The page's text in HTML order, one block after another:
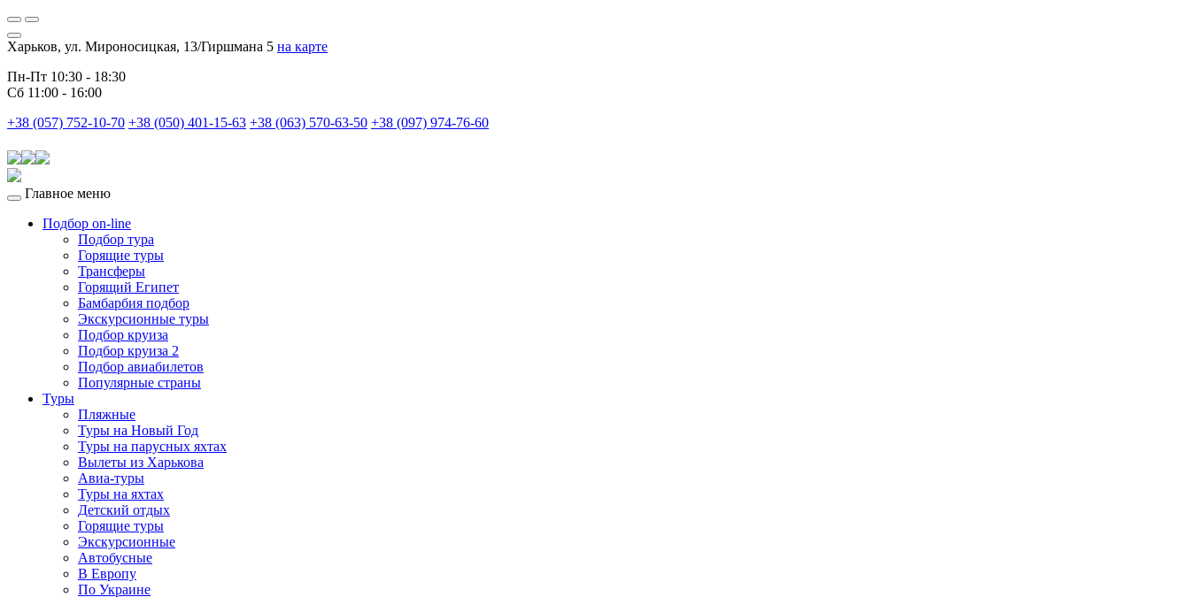
Харьков, ул. Мироносицкая, 13/Гиршмана 5 на карте
Пн-Пт 10:30 - 18:30
Сб 11:00 - 16:00
+38 (057) 752-10-70 +38 (050) 401-15-63 +38 (063) 570-63-50 +38 (097) 974-76-60
Главное меню
Подбор on-line
Подбор тура
Горящие туры
Трансферы
Горящий Египет
Бамбарбия подбор
Экскурсионные туры
Подбор круиза
Подбор круиза 2
Подбор авиабилетов
Популярные страны
Туры
Пляжные
Туры на Новый Год
Туры на парусных яхтах
Вылеты из Харькова
Авиа-туры
Туры на яхтах
Детский отдых
Горящие туры
Экскурсионные
Автобусные
В Европу
По Украине